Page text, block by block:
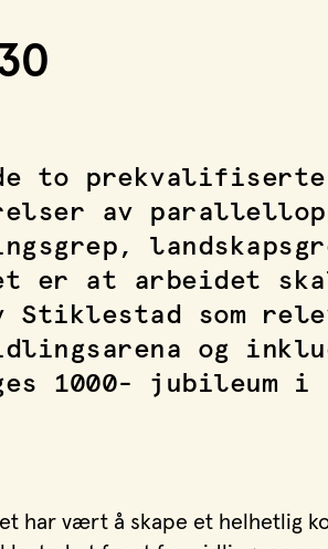
to prekvalifiserte
av
er at arbeidet
som
og
1000- jubileum i
har vært å skape et helhetlig